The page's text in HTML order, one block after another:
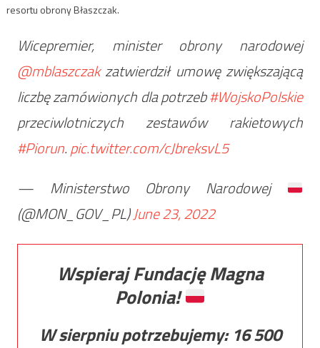
resortu obrony Błaszczak.
Wicepremier, minister obrony narodowej
@mblaszczakzatwierdził umowę zwiększającą
liczbę zamówionych dla potrzeb#WojskoPolskie
przeciwlotniczych zestawów rakietowych
#Piorun.pic.twitter.com/cJbreksvL5
— Ministerstwo Obrony Narodowej
(@MON_GOV_PL)June 23, 2022
Wspieraj Fundację Magna
Polonia!
W sierpniu potrzebujemy: 16 500